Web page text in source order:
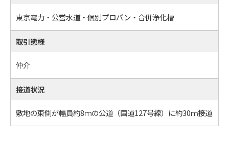
東京電力・公営水道・個別プロパン・合併浄化槽
取引態様
仲介
接道状況
敷地の東側が幅員約8ｍの公道（国道127号線）に約30ｍ接道